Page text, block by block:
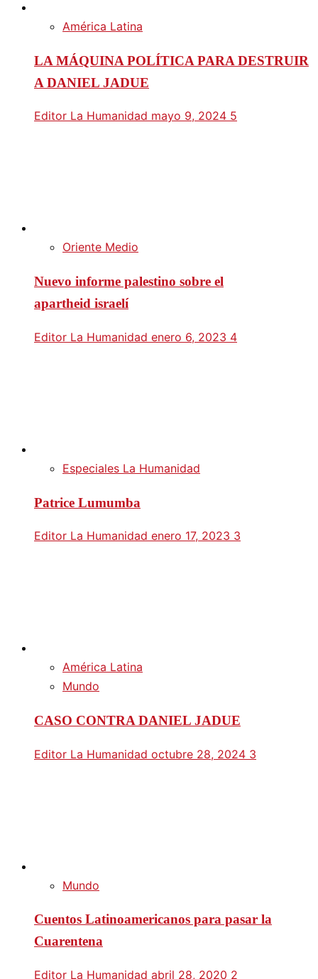
América Latina
LA MÁQUINA POLÍTICA PARA DESTRUIR
A DANIEL JADUE
Editor La Humanidad mayo 9, 2024 5
Oriente Medio
Nuevo informe palestino sobre el
apartheid israelí
Editor La Humanidad enero 6, 2023 4
Especiales La Humanidad
Patrice Lumumba
Editor La Humanidad enero 17, 2023 3
América Latina
Mundo
CASO CONTRA DANIEL JADUE
Editor La Humanidad octubre 28, 2024 3
Mundo
Cuentos Latinoamericanos para pasar la
Cuarentena
Editor La Humanidad abril 28, 2020 2